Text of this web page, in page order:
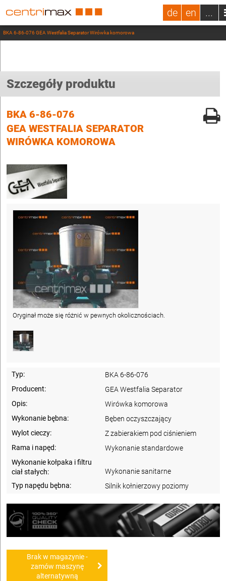
de en ...
BKA 6-86-076 GEA Westfalia Separator Wirówka komorowa
Szczegóły produktu
BKA 6-86-076
GEA WESTFALIA SEPARATOR
WIRÓWKA KOMOROWA
Oryginał może się różnić w pewnych okolicznościach.
Typ:
BKA 6-86-076
Producent:
GEA Westfalia Separator
Opis:
Wirówka komorowa
Wykonanie bębna:
Bęben oczyszczający
Wylot cieczy:
Z zabierakiem pod ciśnieniem
Rama i napęd:
Wykonanie standardowe
Wykonanie kołpaka i filtru
ciał stałych:
Wykonanie sanitarne
Typ napędu bębna:
Silnik kołnierzowy poziomy
Brak w magazynie -
zamów maszynę
alternatywną